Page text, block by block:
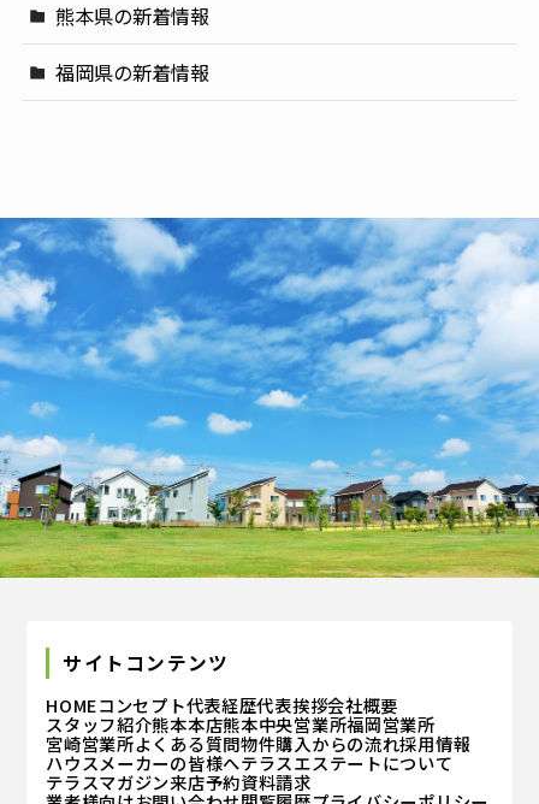
熊本県の新着情報
福岡県の新着情報
サイトコンテンツ
HOMEコンセプト代表経歴代表挨拶会社概要
スタッフ紹介熊本本店熊本中央営業所福岡営業所
宮崎営業所よくある質問物件購入からの流れ採用情報
ハウスメーカーの皆様へテラスエステートについて
テラスマガジン来店予約資料請求